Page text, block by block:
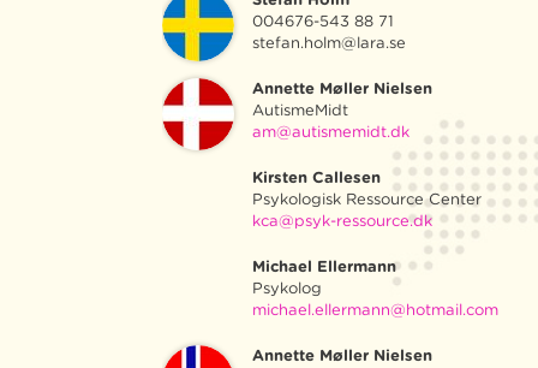
004676-543 88 71
stefan.holm@lara.se
Annette Møller Nielsen
AutismeMidt
am@autismemidt.dk
Kirsten Callesen
Psykologisk Ressource Center
kca@psyk-ressource.dk
Michael Ellermann
Psykolog
michael.ellermann@hotmail.com
Annette Møller Nielsen